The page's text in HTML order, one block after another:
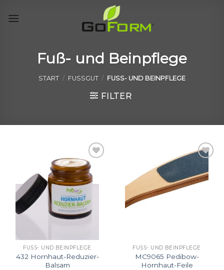
Fuß- und Beinpflege
START / FUSSGUT / FUSS- UND BEINPFLEGE
FILTER
Auf
die
Wunschliste
FUSS- UND BEINPFLEGE
432 Hornhaut-Reduzier-
Balsam
Auf
die
Wunschliste
FUSS- UND BEINPFLEGE
MC9065 Pedibow-
Hornhaut-Feile